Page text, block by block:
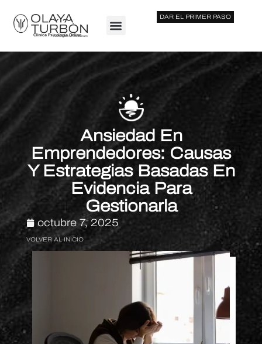
Clinica Psicología Online
DAR EL PRIMER PASO
Ansiedad En
Emprendedores: Causas
Y Estrategias Basadas En
Evidencia Para
Gestionarla
octubre 7, 2025
VOLVER AL INICIO